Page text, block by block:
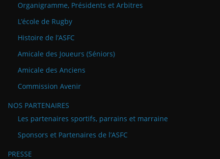
Organigramme, Présidents et Arbitres
L’école de Rugby
Histoire de l’ASFC
Amicale des Joueurs (Séniors)
Amicale des Anciens
Commission Avenir
NOS PARTENAIRES
Les partenaires sportifs, parrains et marraine
Sponsors et Partenaires de l’ASFC
PRESSE